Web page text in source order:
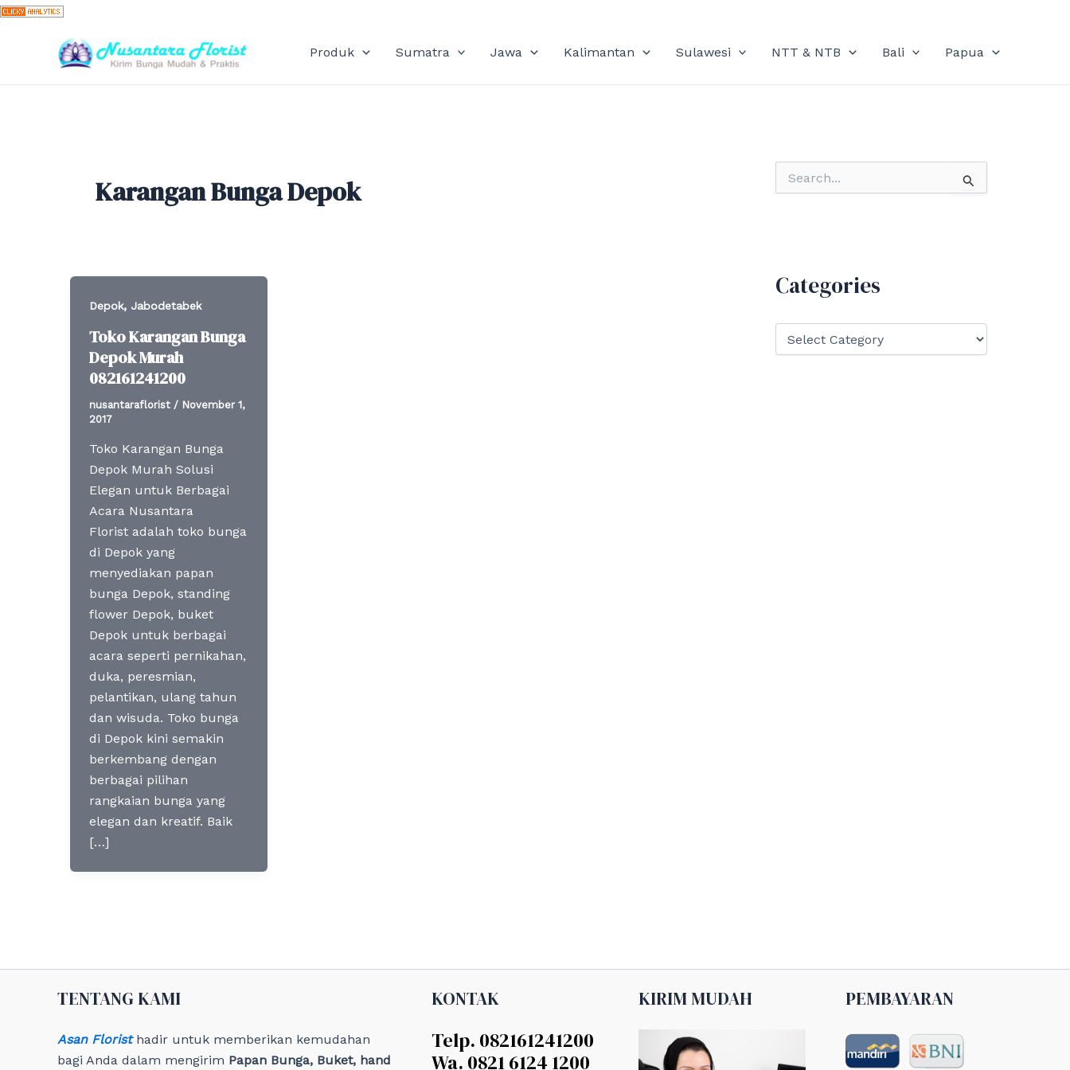
Skip
content
Produk Sumatra Jawa Kalimantan Sulawesi NTT & NTB Bali Papua
Karangan Bunga Depok
Depok, Jabodetabek
Toko Karangan Bunga
Depok Murah
082161241200
nusantaraflorist / November 1,
2017
Toko Karangan Bunga
Depok Murah Solusi
Elegan untuk Berbagai
Acara Nusantara
Florist adalah toko bunga
di Depok yang
menyediakan papan
bunga Depok, standing
flower Depok, buket
Depok untuk berbagai
acara seperti pernikahan,
duka, peresmian,
pelantikan, ulang tahun
dan wisuda. Toko bunga
di Depok kini semakin
berkembang dengan
berbagai pilihan
rangkaian bunga yang
elegan dan kreatif. Baik
[…]
o
Categories
TENTANG KAMI
Asan Floristhadir untuk memberikan kemudahan
bagi Anda dalam mengirim Papan Bunga, Buket, hand
KONTAK
Telp. 082161241200
Wa. 0821 6124 1200
KIRIM MUDAH PEMBAYARAN